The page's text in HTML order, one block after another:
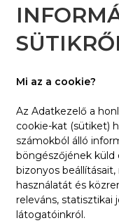
Mi az a cookie?
Az Adatkezelő a
cookie-kat (sütiket)
számokból álló
böngészőjének küld
bizonyos
használatát és
releváns,
látogatóinkról.